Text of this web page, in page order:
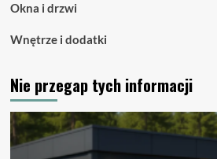
Okna i drzwi
Wnętrze i dodatki
Nie przegap tych informacji